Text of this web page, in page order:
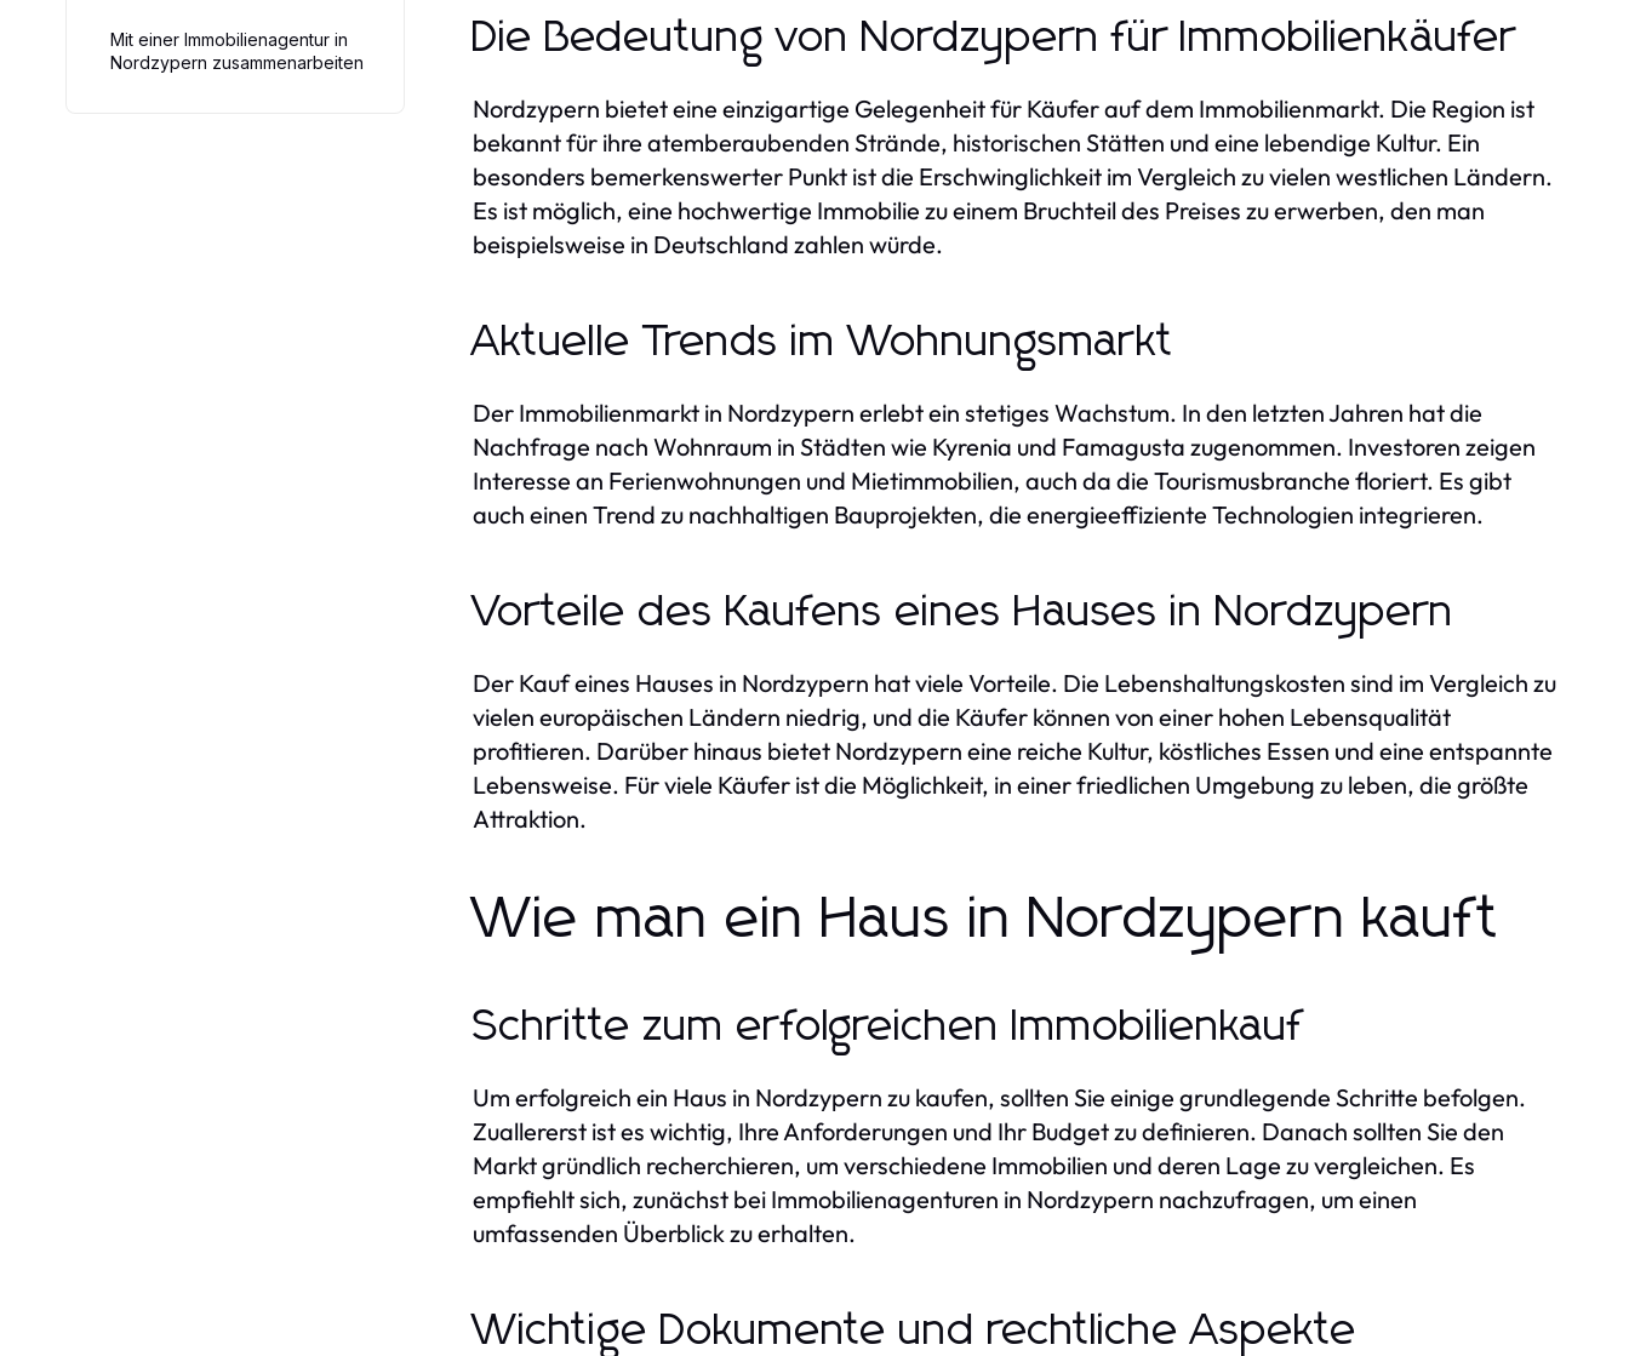
Mit einer Immobilienagentur in
Nordzypern zusammenarbeiten
Die Bedeutung von Nordzypern für Immobilienkäufer
Nordzypern bietet eine einzigartige Gelegenheit für Käufer auf dem Immobilienmarkt. Die Region ist
bekannt für ihre atemberaubenden Strände, historischen Stätten und eine lebendige Kultur. Ein
besonders bemerkenswerter Punkt ist die Erschwinglichkeit im Vergleich zu vielen westlichen Ländern.
Es ist möglich, eine hochwertige Immobilie zu einem Bruchteil des Preises zu erwerben, den man
beispielsweise in Deutschland zahlen würde.
Aktuelle Trends im Wohnungsmarkt
Der Immobilienmarkt in Nordzypern erlebt ein stetiges Wachstum. In den letzten Jahren hat die
Nachfrage nach Wohnraum in Städten wie Kyrenia und Famagusta zugenommen. Investoren zeigen
Interesse an Ferienwohnungen und Mietimmobilien, auch da die Tourismusbranche floriert. Es gibt
auch einen Trend zu nachhaltigen Bauprojekten, die energieeffiziente Technologien integrieren.
Vorteile des Kaufens eines Hauses in Nordzypern
Der Kauf eines Hauses in Nordzypern hat viele Vorteile. Die Lebenshaltungskosten sind im Vergleich zu
vielen europäischen Ländern niedrig, und die Käufer können von einer hohen Lebensqualität
profitieren. Darüber hinaus bietet Nordzypern eine reiche Kultur, köstliches Essen und eine entspannte
Lebensweise. Für viele Käufer ist die Möglichkeit, in einer friedlichen Umgebung zu leben, die größte
Attraktion.
Wie man ein Haus in Nordzypern kauft
Schritte zum erfolgreichen Immobilienkauf
Um erfolgreich ein Haus in Nordzypern zu kaufen, sollten Sie einige grundlegende Schritte befolgen.
Zuallererst ist es wichtig, Ihre Anforderungen und Ihr Budget zu definieren. Danach sollten Sie den
Markt gründlich recherchieren, um verschiedene Immobilien und deren Lage zu vergleichen. Es
empfiehlt sich, zunächst bei Immobilienagenturen in Nordzypern nachzufragen, um einen
umfassenden Überblick zu erhalten.
Wichtige Dokumente und rechtliche Aspekte